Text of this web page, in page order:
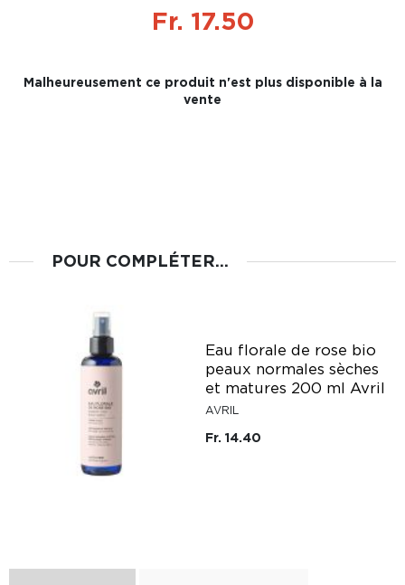
Fr. 17.50
Malheureusement ce produit n'est plus disponible à la
vente
POUR COMPLÉTER...
Eau florale de rose bio
peaux normales sèches
et matures 200 ml Avril
AVRIL
Fr. 14.40